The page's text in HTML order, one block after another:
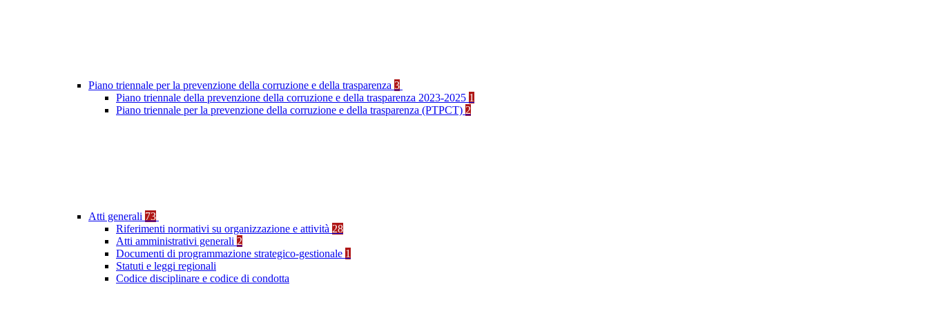
Piano triennale per la prevenzione della corruzione e della trasparenza 3
Piano triennale della prevenzione della corruzione e della trasparenza 2023-2025 1
Piano triennale per la prevenzione della corruzione e della trasparenza (PTPCT) 2
Atti generali 73
Riferimenti normativi su organizzazione e attività 28
Atti amministrativi generali 2
Documenti di programmazione strategico-gestionale 1
Statuti e leggi regionali
Codice disciplinare e codice di condotta